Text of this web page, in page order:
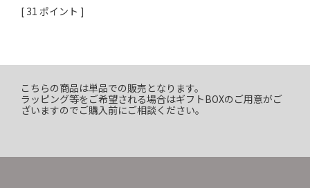
[ 31 ポイント ]
こちらの商品は単品での販売となります。
ラッピング等をご希望される場合はギフトBOXのご用意がご
ざいますのでご購入前にご相談ください。